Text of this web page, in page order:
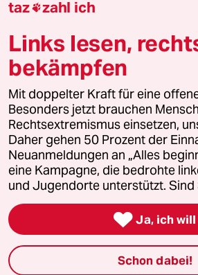
Downloads für Abonnierende
© 2026 taz Verlags und Vertriebs
Alle Rechte vorbehalten. Bei rechtlichen
wenden Sie sich bitte an
lizenzen@taz.de
Feedback Redaktionsstatut
Leitlinie Informant Datenschutz
Seitenwende Einwilligungen
taz zahl ich
Links lesen,
bekämpfen
Mit doppelter Kraft für eine
Besonders jetzt brauchen
Rechtsextremismus einsetzen,
Daher gehen 50 Prozent der
Neuanmeldungen an „Alles
eine Kampagne, die bedrohte
und Jugendorte unterstützt. Sind
 Ja, ich will
Schon dabei!